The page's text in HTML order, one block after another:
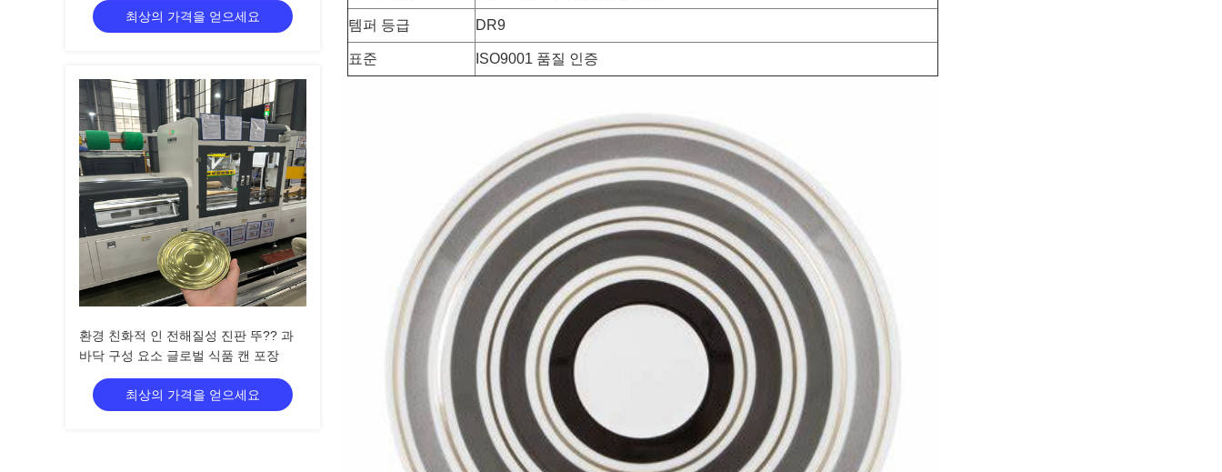
최상의 가격을 얻으세요
환경 친화적 인 전해질성 진판 뚜?? 과
바닥 구성 요소 글로벌 식품 캔 포장
최상의 가격을 얻으세요
템퍼 등급 DR9
표준 ISO9001 품질 인증